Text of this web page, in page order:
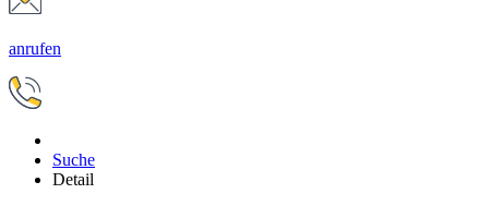
anrufen
Suche
Detail